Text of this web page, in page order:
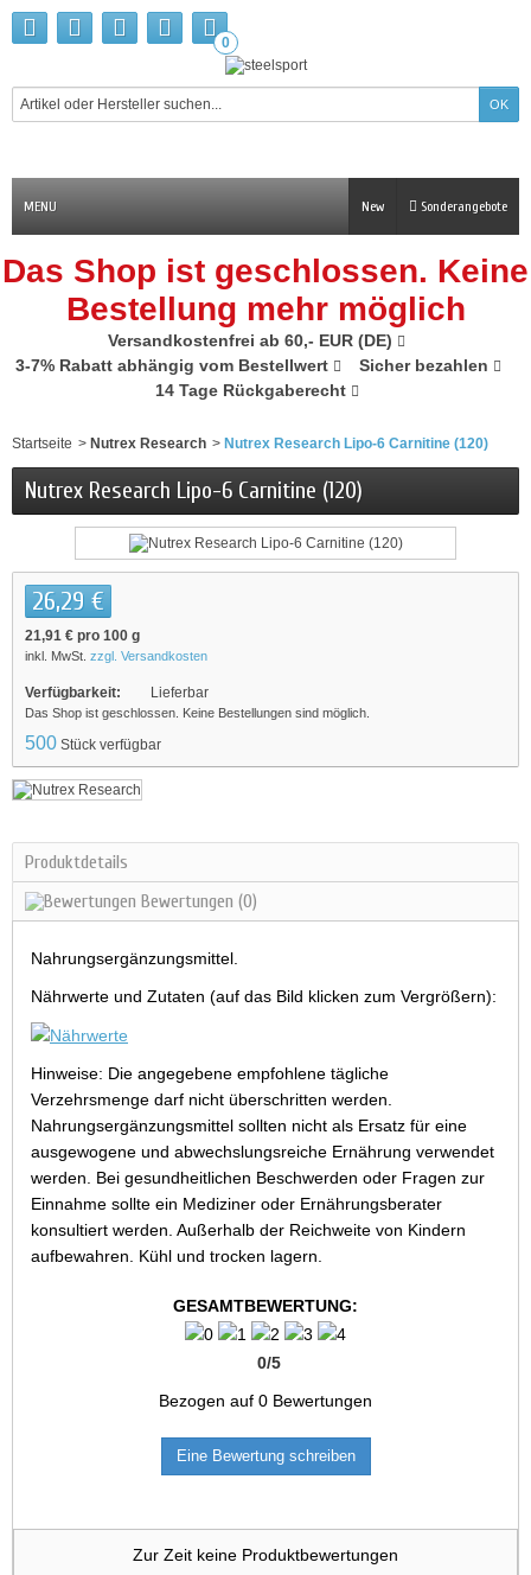
0
MENU Sonderangebote
New
Das Shop ist geschlossen. Keine
Bestellung mehr möglich
Versandkostenfrei ab 60,- EUR (DE)
3-7% Rabatt abhängig vom Bestellwert
Sicher bezahlen
14 Tage Rückgaberecht
Startseite > Nutrex Research > Nutrex Research Lipo-6 Carnitine (120)
Nutrex Research Lipo-6 Carnitine (120)
26,29 €
21,91 € pro 100 g
inkl. MwSt. zzgl. Versandkosten
Verfügbarkeit: Lieferbar
Das Shop ist geschlossen. Keine Bestellungen sind möglich.
500 Stück verfügbar
Produktdetails
Bewertungen (0)
Nahrungsergänzungsmittel.
Nährwerte und Zutaten (auf das Bild klicken zum Vergrößern):
Hinweise: Die angegebene empfohlene tägliche
Verzehrsmenge darf nicht überschritten werden.
Nahrungsergänzungsmittel sollten nicht als Ersatz für eine
ausgewogene und abwechslungsreiche Ernährung verwendet
werden. Bei gesundheitlichen Beschwerden oder Fragen zur
Einnahme sollte ein Mediziner oder Ernährungsberater
konsultiert werden. Außerhalb der Reichweite von Kindern
aufbewahren. Kühl und trocken lagern.
GESAMTBEWERTUNG:
0/5
Bezogen auf 0 Bewertungen
Eine Bewertung schreiben
Zur Zeit keine Produktbewertungen